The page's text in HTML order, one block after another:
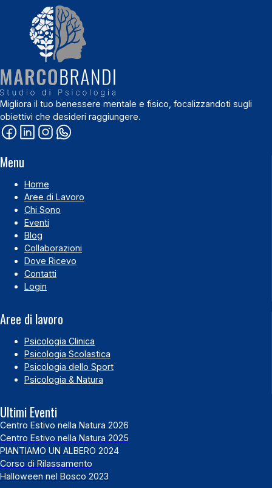
Migliora il tuo benessere mentale e fisico, focalizzandoti sugli
obiettivi che desideri raggiungere.
Menu
Home
Aree di Lavoro
Chi Sono
Eventi
Blog
Collaborazioni
Dove Ricevo
Contatti
Login
Aree di lavoro
Psicologia Clinica
Psicologia Scolastica
Psicologia dello Sport
Psicologia & Natura
Ultimi Eventi
Centro Estivo nella Natura 2026
Centro Estivo nella Natura 2025
PIANTIAMO UN ALBERO 2024
Corso di Rilassamento
Halloween nel Bosco 2023